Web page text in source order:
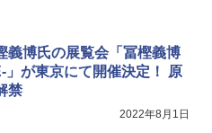
義博氏の展覧会「冨樫義博
」が東京にて開催決定！ 原
禁
2022年8月1日